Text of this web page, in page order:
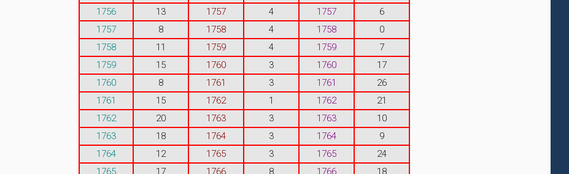
1756
13 1757 4 1757
6
1757
8 1758 4 1758
0
1758
11 1759 4 1759
7
1759
15 1760 3 1760
17
1760
8 1761 3 1761
26
1761
15 1762 1 1762
21
1762
20 1763 3 1763
10
1763
18 1764 3 1764
9
1764
12 1765 3 1765
24
1765
17 1766 8 1766
18